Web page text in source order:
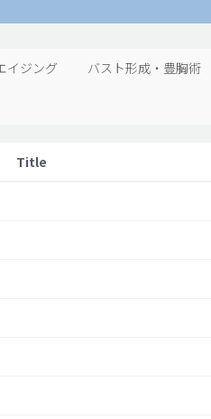
イジング バスト形成・豊胸術
Title